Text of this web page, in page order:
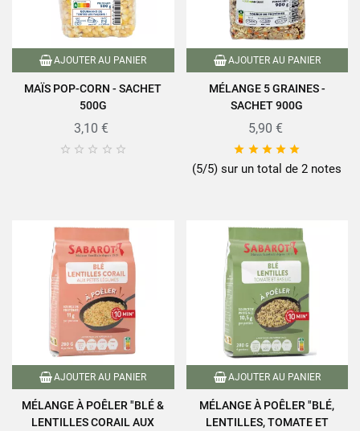
AJOUTER AU PANIER
MAÏS POP-CORN - SACHET
500G
3,10 €
    
AJOUTER AU PANIER
MÉLANGE 5 GRAINES -
SACHET 900G
5,90 €
    
(5/5) sur un total de 2 notes
AJOUTER AU PANIER
MÉLANGE À POÊLER "BLÉ &
LENTILLES CORAIL AUX
AJOUTER AU PANIER
MÉLANGE À POÊLER "BLÉ,
LENTILLES, TOMATE ET